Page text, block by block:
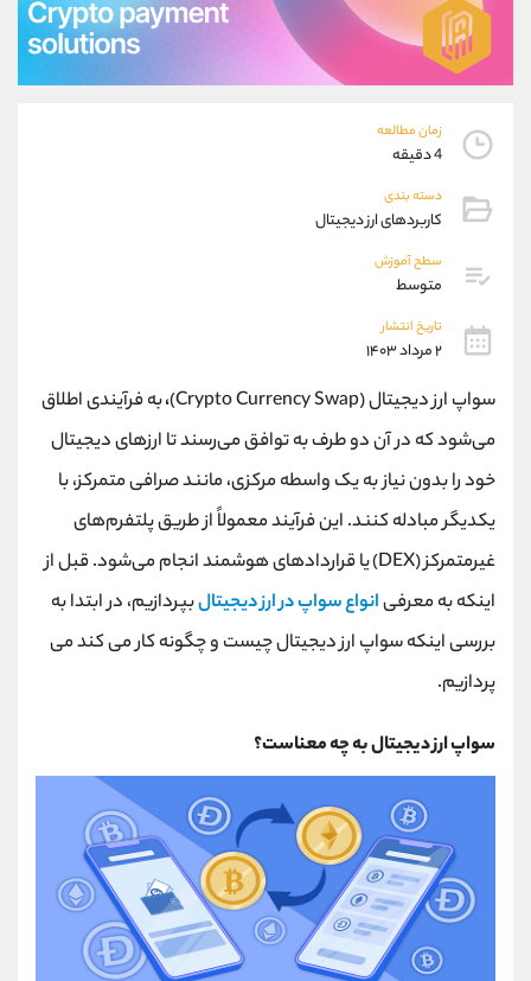
زمان مطالعه
4 دقیقه
دسته بندی
کاربردهای ارز دیجیتال
سطح آموزش
متوسط
تاریخ انتشار
۲ مرداد ۱۴۰۳
سواپ ارز دیجیتال (Crypto Currency Swap
)،به فرآیندی اطلاق
می‌شود که در آن دو طرف به توافق می‌رسند تا ارزهای دیجیتال
خود را بدون نیاز به یک واسطه مرکزی، مانند صرافی متمرکز، با
یکدیگر مبادله کنند. این فرآیند معمولاً از طریق پلتفرم‌های
غیرمتمرکز(DEX)یا قراردادهای هوشمند انجام می‌شود. قبل از
اینکه به معرفیانواع سواپ در ارز دیجیتالبپردازیم، در ابتدا به
بررسی اینکه سواپ ارز دیجیتال چیست و چگونه کار می کند می
پردازیم.
سواپ ارز دیجیتال به چه معناست؟
09101364784
واتساپ شروع گفتگو
تلگرام
پشتیبان فروش
موبایل
واتساپ
داخلی
اطلاعات تماس (دفتر فروش)
تلفن 021-22021030
بدون پیش شماره 90001030
اینستاگرام @alireza.mehrabii
کانال تلگرام @alirezamehrabi_com